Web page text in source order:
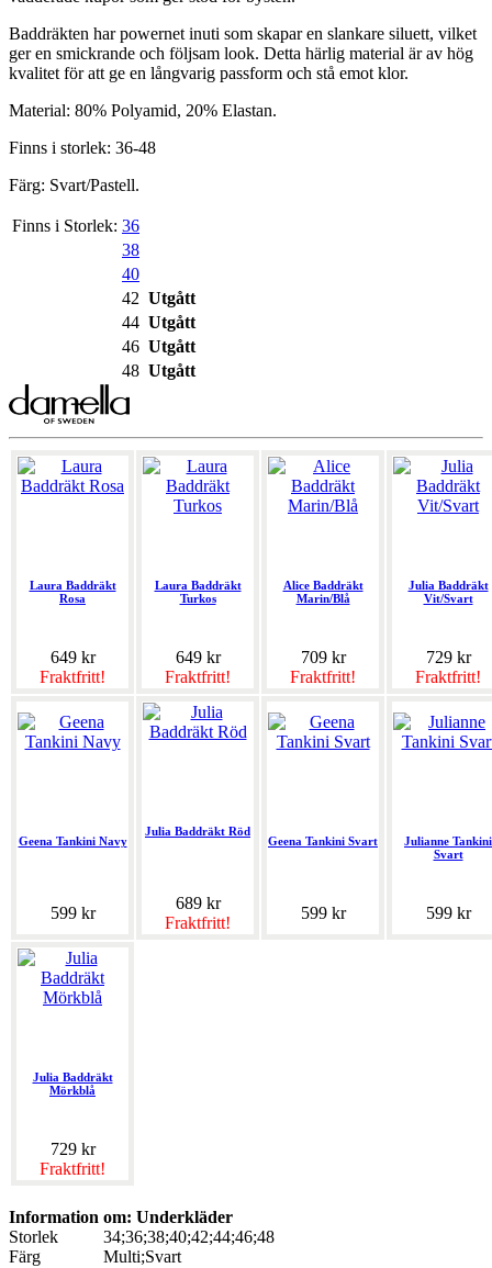
Baddräkten har powernet inuti som skapar en slankare siluett, vilket
ger en smickrande och följsam look. Detta härlig material är av hög
kvalitet för att ge en långvarig passform och stå emot klor.
Material: 80% Polyamid, 20% Elastan.
Finns i storlek: 36-48
Färg: Svart/Pastell.
Finns i Storlek: 36
38
40
42 Utgått
44 Utgått
46 Utgått
48 Utgått
Laura Baddräkt
Rosa
649 kr
Fraktfritt!
Laura Baddräkt
Turkos
649 kr
Fraktfritt!
Alice Baddräkt
Marin/Blå
709 kr
Fraktfritt!
Julia Baddräkt
Vit/Svart
729 kr
Fraktfritt!
Geena Tankini Navy
599 kr
Julia Baddräkt Röd
689 kr
Fraktfritt!
Geena Tankini Svart
599 kr
Julianne Tankini
Svart
599 kr
Julia Baddräkt
Mörkblå
729 kr
Fraktfritt!
Information om: Underkläder
Storlek
34;36;38;40;42;44;46;48
Färg
Multi;Svart